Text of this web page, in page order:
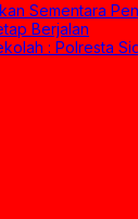
Sementara
Berjalan
: Polresta